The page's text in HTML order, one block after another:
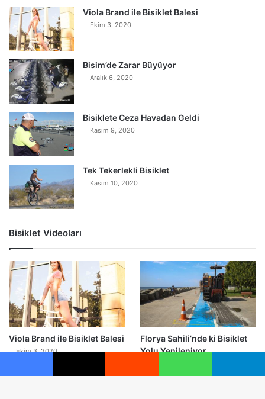
Viola Brand ile Bisiklet Balesi
Ekim 3, 2020
Bisim’de Zarar Büyüyor
Aralık 6, 2020
Bisiklete Ceza Havadan Geldi
Kasım 9, 2020
Tek Tekerlekli Bisiklet
Kasım 10, 2020
Bisiklet Videoları
Viola Brand ile Bisiklet Balesi
Ekim 3, 2020
0
Florya Sahili’nde ki Bisiklet
Yolu Yenileniyor
Facebook X Reddit WhatsApp Telegram